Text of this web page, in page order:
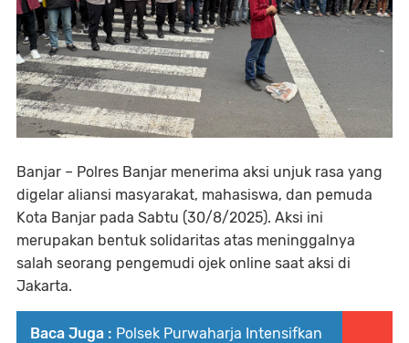
Banjar – Polres Banjar menerima aksi unjuk rasa yang
digelar aliansi masyarakat, mahasiswa, dan pemuda
Kota Banjar pada Sabtu (30/8/2025). Aksi ini
merupakan bentuk solidaritas atas meninggalnya
salah seorang pengemudi ojek online saat aksi di
Jakarta.
Baca Juga : Polsek Purwaharja Intensifkan